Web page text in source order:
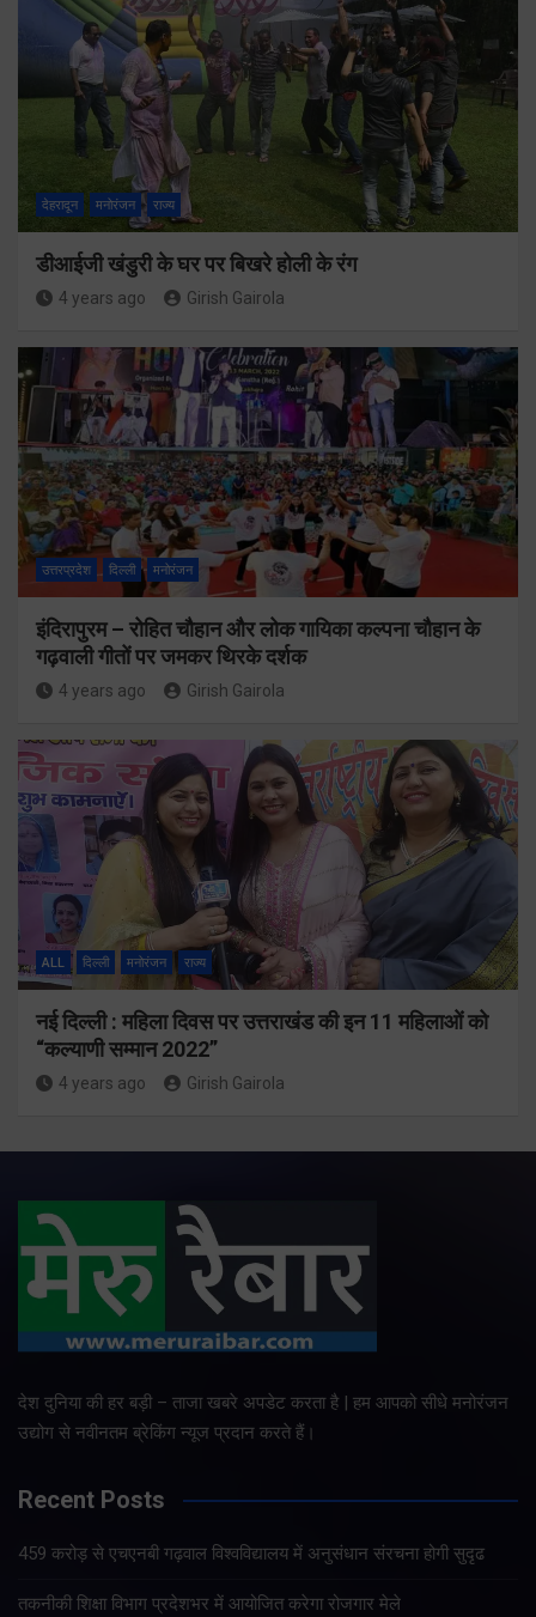
देहरादून मनोरंजन राज्य
डीआईजी खंडुरी के घर पर बिखरे होली के रंग
4 years ago Girish Gairola
उत्तरप्रदेश दिल्ली मनोरंजन
इंदिरापुरम – रोहित चौहान और लोक गायिका कल्पना चौहान के
गढ़वाली गीतों पर जमकर थिरके दर्शक
4 years ago Girish Gairola
ALL दिल्ली मनोरंजन राज्य
नई दिल्ली : महिला दिवस पर उत्तराखंड की इन 11 महिलाओं को
“कल्याणी सम्मान 2022”
4 years ago Girish Gairola
देश दुनिया की हर बड़ी – ताजा खबरे अपडेट करता है | हम आपको सीधे मनोरंजन
उद्योग से नवीनतम ब्रेकिंग न्यूज प्रदान करते हैं।
Recent Posts
459 करोड़ से एचएनबी गढ़वाल विश्वविद्यालय में अनुसंधान संरचना होगी सुदृढ
तकनीकी शिक्षा विभाग प्रदेशभर में आयोजित करेगा रोजगार मेले